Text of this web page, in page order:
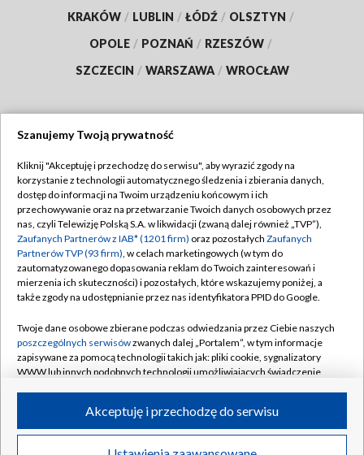
KRAKÓW / LUBLIN / ŁÓDŹ / OLSZTYN /
OPOLE / POZNAŃ / RZESZÓW /
SZCZECIN / WARSZAWA / WROCŁAW
TVP
Abonament TVP
Emisja w TVP
Centrum informacji TVP
Naziemna Telewizja Cyfrowa
Rada Programowa
System NOS
Informacje o nadawcy
Program dla prasy
Regulamin TVP
Polityka prywatności
Moje zgody
Pomoc
Kontakt
Kanały
©2026 Telewizja Polska S.A. w likwidacji
Szanujemy Twoją prywatność
Kliknij "Akceptuję i przechodzę do serwisu", aby wyrazić zgody na
korzystanie z technologii automatycznego śledzenia i zbierania danych,
dostęp do informacji na Twoim urządzeniu końcowym i ich
przechowywanie oraz na przetwarzanie Twoich danych osobowych przez
nas, czyli Telewizję Polską S.A. w likwidacji (zwaną dalej również „TVP”),
Zaufanych Partnerów z IAB* (1201 firm) oraz pozostałych Zaufanych
Partnerów TVP (93 firm), w celach marketingowych (w tym do
zautomatyzowanego dopasowania reklam do Twoich zainteresowań i
mierzenia ich skuteczności) i pozostałych, które wskazujemy poniżej, a
także zgody na udostępnianie przez nas identyfikatora PPID do Google.
Twoje dane osobowe zbierane podczas odwiedzania przez Ciebie naszych
poszczególnych serwisówzwanych dalej „Portalem”, w tym informacje
zapisywane za pomocą technologii takich jak: pliki cookie, sygnalizatory
WWW lub innych podobnych technologii umożliwiających świadczenie
ruchu w Internecie.
Twoje dane osobowe zbierane podczas odwiedzania przez Ciebie
Akceptuję i przechodzę do serwisu